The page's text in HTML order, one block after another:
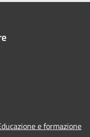
e formazione